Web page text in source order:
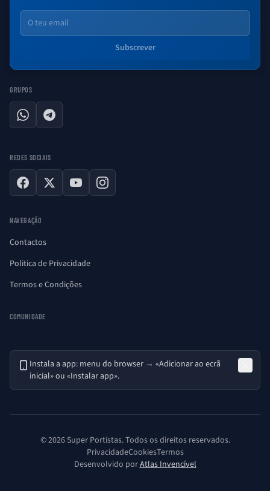
Email
Subscrever
GRUPOS
WhatsAppTelegram
REDES SOCIAIS
Facebook
X YouTubeInstagram
NAVEGAÇÃO
Contactos
Politica de Privacidade
Termos e Condições
COMUNIDADE
Instala a app: menu do browser → «Adicionar ao ecrã
inicial» ou «Instalar app».
© 2026 Super Portistas. Todos os direitos reservados.
PrivacidadeCookiesTermos
Desenvolvido porAtlas Invencível